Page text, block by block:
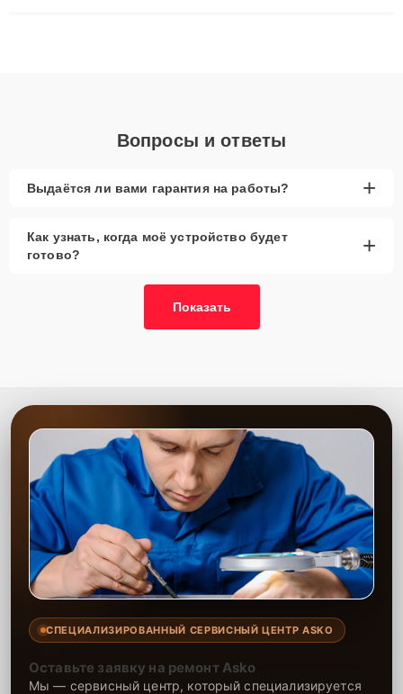
Вопросы и ответы
Выдаётся ли вами гарантия на работы? +
Как узнать, когда моё устройство будет
готово?
+
Показать
СПЕЦИАЛИЗИРОВАННЫЙ СЕРВИСНЫЙ ЦЕНТР ASKO
Оставьте заявку на ремонт Asko
Мы — сервисный центр, который специализируется